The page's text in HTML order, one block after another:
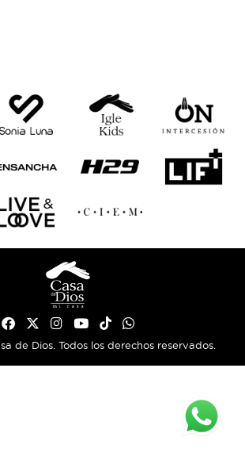
de Dios. Todos los derechos reservados.